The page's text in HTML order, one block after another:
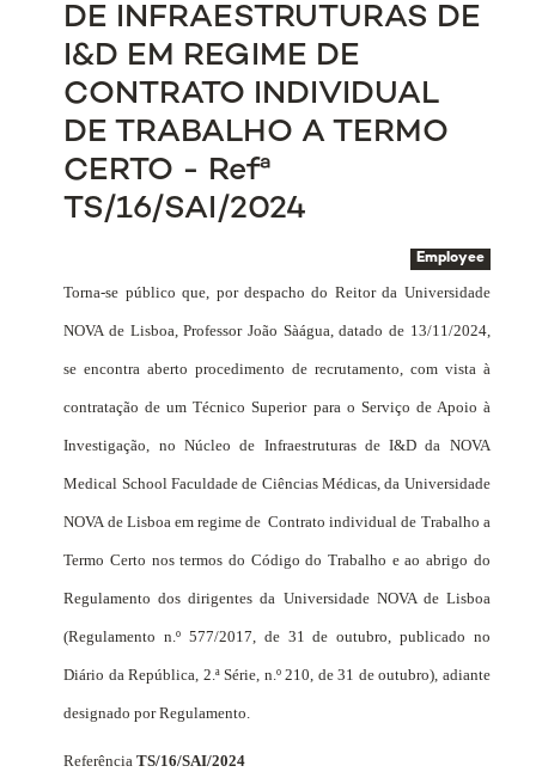
DE INFRAESTRUTURAS DE
I&D EM REGIME DE
CONTRATO INDIVIDUAL
DE TRABALHO A TERMO
CERTO - Refª
TS/16/SAI/2024
Employee
Torna-se público que, por despacho do Reitor da Universidade
NOVA de Lisboa, Professor João Sàágua, datado de 13/11/2024,
se encontra aberto procedimento de recrutamento, com vista à
contratação de um Técnico Superior para o Serviço de Apoio à
Investigação, no Núcleo de Infraestruturas de I&D da NOVA
Medical School Faculdade de Ciências Médicas, da Universidade
NOVA de Lisboa em regime de Contrato individual de Trabalho a
Termo Certo nos termos do Código do Trabalho e ao abrigo do
Regulamento dos dirigentes da Universidade NOVA de Lisboa
(Regulamento n.º 577/2017, de 31 de outubro, publicado no
Diário da República, 2.ª Série, n.º 210, de 31 de outubro), adiante
designado por Regulamento.
ReferênciaTS/16/SAI/2024